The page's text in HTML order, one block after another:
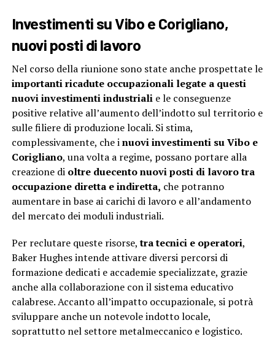
Investimenti su Vibo e Corigliano,
nuovi posti di lavoro
Nel corso della riunione sono state anche prospettate le
importanti ricadute occupazionali legate a questi
nuovi investimenti industrialie le conseguenze
positive relative all’aumento dell’indotto sul territorio e
sulle filiere di produzione locali. Si stima,
complessivamente, che inuovi investimenti su Vibo e
Corigliano, una volta a regime, possano portare alla
creazione di oltre duecento nuovi posti di lavoro tra
occupazione diretta e indiretta, che potranno
aumentare in base ai carichi di lavoro e all’andamento
del mercato dei moduli industriali.
Per reclutare queste risorse,tra tecnici e operatori,
Baker Hughes intende attivare diversi percorsi di
formazione dedicati e accademie specializzate, grazie
anche alla collaborazione con il sistema educativo
calabrese. Accanto all’impatto occupazionale, si potrà
sviluppare anche un notevole indotto locale,
soprattutto nel settore metalmeccanico e logistico.